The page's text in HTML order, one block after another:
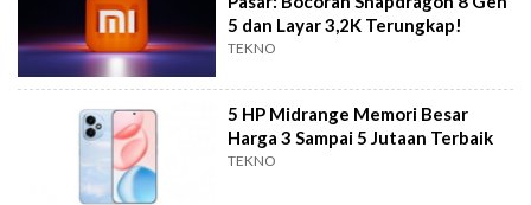
5 dan Layar 3,2K Terungkap!
TEKNO
5 HP Midrange Memori Besar
Harga 3 Sampai 5 Jutaan Terbaik
TEKNO